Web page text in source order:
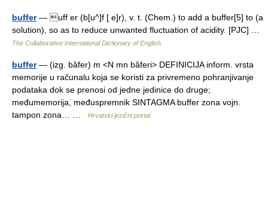
buffer— uff er (b[u^]f [ e]r), v. t. (Chem.) to add a buffer[5] to (a
solution), so as to reduce unwanted fluctuation of acidity. [PJC] …
The Collaborative International Dictionary of English
buffer— (izg. bȁfer) m <N mn bȁferi> DEFINICIJA inform. vrsta
memorije u računalu koja se koristi za privremeno pohranjivanje
podataka dok se prenosi od jedne jedinice do druge;
međumemorija, međuspremnik SINTAGMA buffer zona vojn.
tampon zona… …
Hrvatski jezični portal